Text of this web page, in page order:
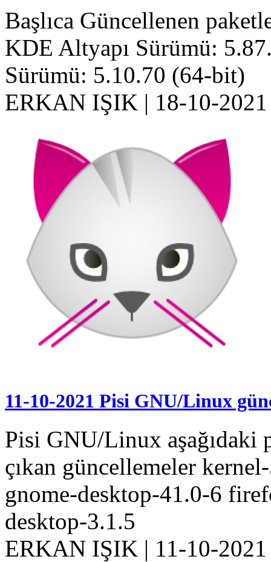
Başlıca Güncellenen
KDE Altyapı Sürümü:
Sürümü: 5.10.70 (64-bit)
ERKAN IŞIK | 18-10-2021
11-10-2021 Pisi GNU/Linux
Pisi GNU/Linux aşağıdaki
çıkan güncellemeler
gnome-desktop-41.0-6
desktop-3.1.5
ERKAN IŞIK | 11-10-2021